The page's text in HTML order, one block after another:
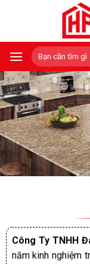
Tìm
kiếm:
Công Ty TNHH
năm kinh nghiệm